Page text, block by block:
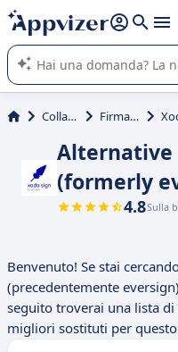
righe con
shift + enter
L'IA di Appvizer vi guida
software SaaS per la vostra
Collaborativi Firma digitale
Alternative
(formerly
4.8Sulla
Benvenuto! Se stai
(precedentemente
seguito troverai una lista
migliori sostituti per